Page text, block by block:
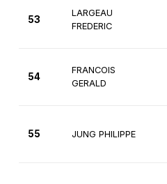
53
LARGEAU
FREDERIC
54
FRANCOIS
GERALD
55 JUNG PHILIPPE